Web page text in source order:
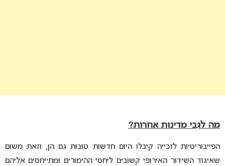
מה לגבי מדינות אחרות?
הפייבוריטיות לזכייה קיבלו היום חדשות טובות גם הן, וזאת משום
שאיגוד השידור האירופי קשובים ליחסי ההימורים ומתייחסים אליהם